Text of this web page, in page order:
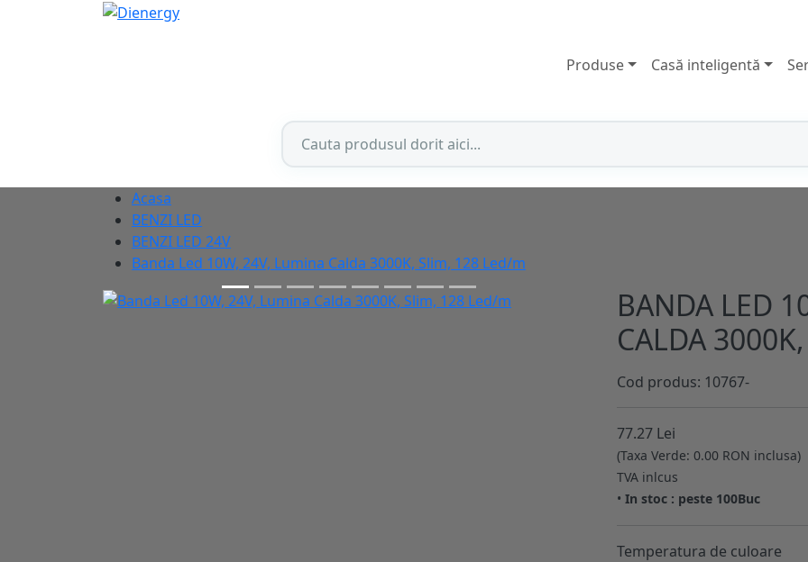
Produse Casă inteligentă
Acasa
BENZI LED
BENZI LED 24V
Banda Led 10W, 24V, Lumina Calda 3000K, Slim, 128 Led/m
BANDA LED
CALDA
Cod produs: 10767-
77.27 Lei
(Taxa Verde: 0.00 RON inclusa)
TVA inlcus
• In stoc : peste 100Buc
Temperatura de culoare